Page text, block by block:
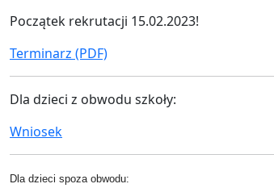
Początek rekrutacji 15.02.2023!
Terminarz (PDF)
Dla dzieci z obwodu szkoły:
Wniosek
Dla dzieci spoza obwodu: